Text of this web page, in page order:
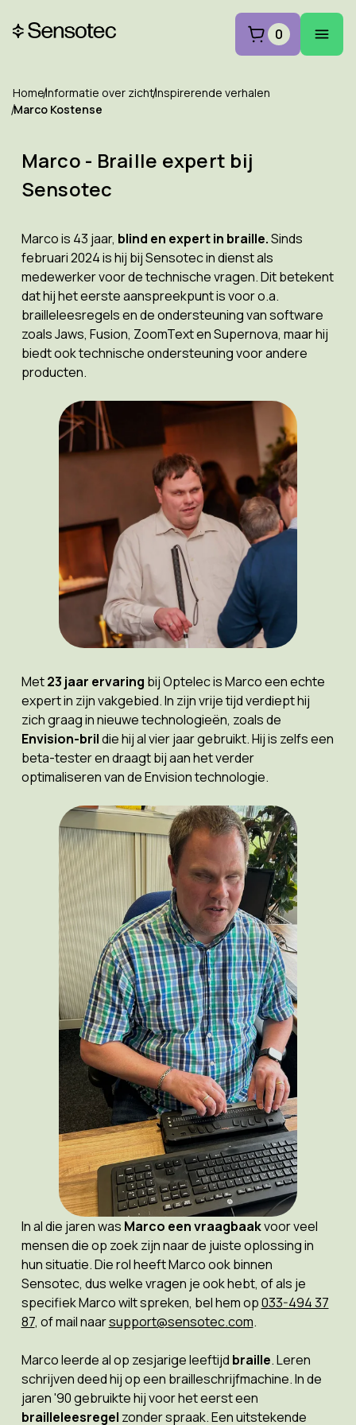
0
HomeInformatie over zichtInspirerende verhalen
Marco Kostense
Marco - Braille expert bij
Sensotec
Marco is 43 jaar, blind en expert in braille.Sinds
februari 2024 is hij bij Sensotec in dienst als
medewerker voor de technische vragen. Dit betekent
dat hij het eerste aanspreekpunt is voor o.a.
brailleleesregels en de ondersteuning van software
zoals Jaws, Fusion, ZoomText en Supernova, maar hij
biedt ook technische ondersteuning voor andere
producten.
Met23 jaar ervaring bij Optelec is Marco een echte
expert in zijn vakgebied. In zijn vrije tijd verdiept hij
zich graag in nieuwe technologieën, zoals de
Envision-brildie hij al vier jaar gebruikt. Hij is zelfs een
beta-tester en draagt bij aan het verder
optimaliseren van de Envision technologie.
In al die jaren was Marco een vraagbaakvoor veel
mensen die op zoek zijn naar de juiste oplossing in
hun situatie. Die rol heeft Marco ook binnen
Sensotec, dus welke vragen je ook hebt, of als je
specifiek Marco wilt spreken, bel hem op033-494 37
87, of mail naarsupport@sensotec.com.
Marco leerde al op zesjarige leeftijd braille. Leren
schrijven deed hij op een brailleschrijfmachine. In de
jaren '90 gebruikte hij voor het eerst een
brailleleesregel zonder spraak. Een uitstekende